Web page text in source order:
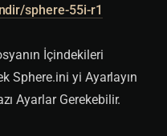
sphere-55i-r1
İçindekileri
Sphere.ini yi Ayarlayın
Ayarlar Gerekebilir.